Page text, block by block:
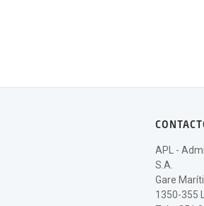
APL -
S.A.
Gare
1350-355